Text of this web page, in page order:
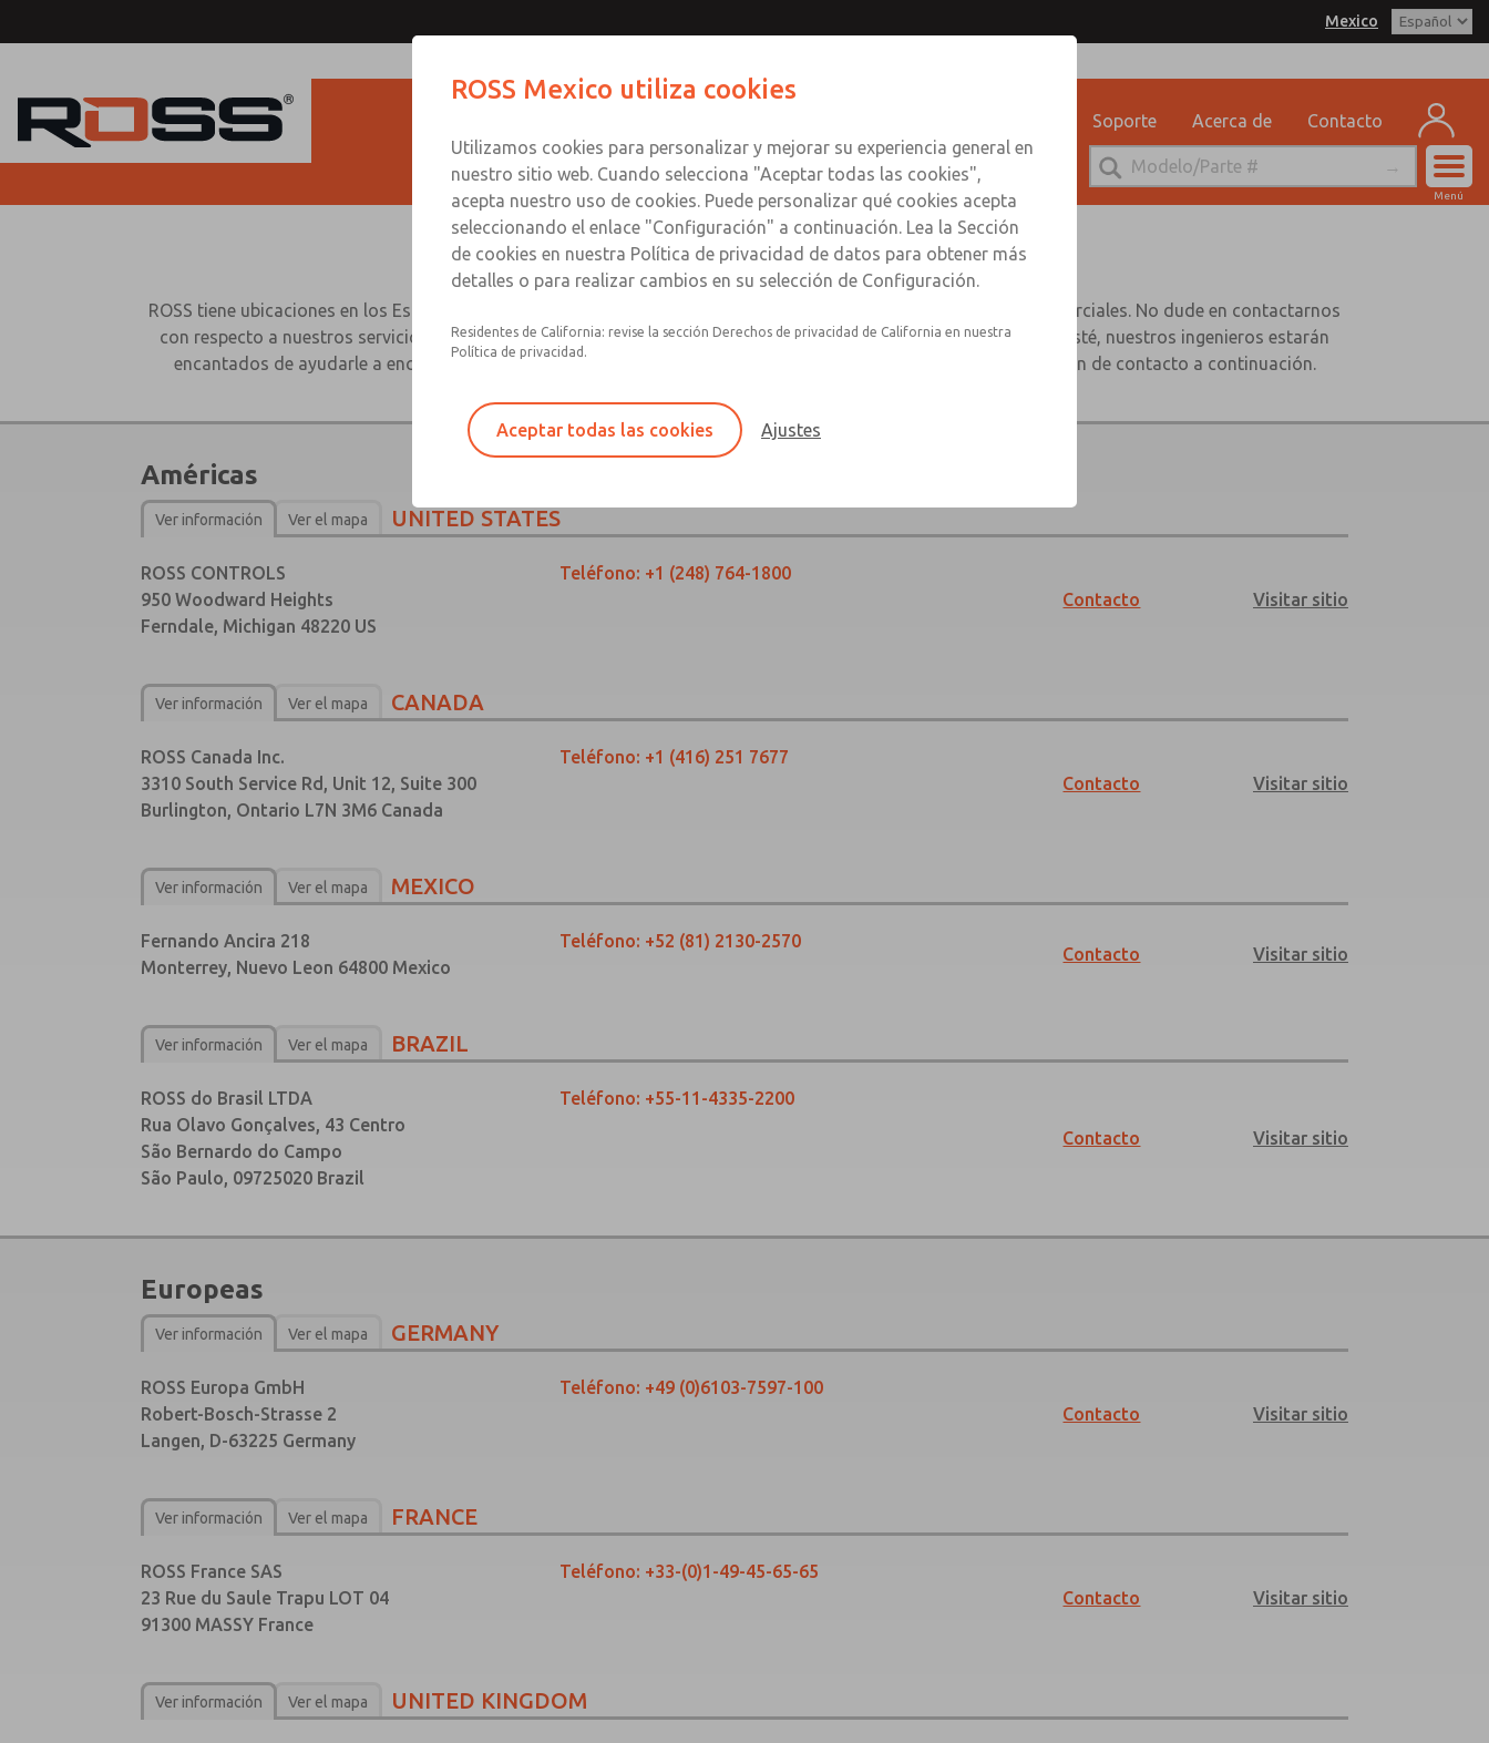
Mexico
Soporte Acerca de Contacto
Menú
ROSS - Ubicaciones globales
ROSS tiene ubicaciones en los Estados Unidos y en todo el mundo para ayudarlo a usted y a sus necesidades comerciales. No dude en contactarnos
con respecto a nuestros servicios, productos, aplicaciones industriales y soluciones personalizadas. Esté donde esté, nuestros ingenieros estarán
encantados de ayudarle a encontrar una solución para usted. Vea nuestras ubicaciones globales y su información de contacto a continuación.
Américas
Ver información Ver el mapa UNITED STATES
ROSS CONTROLS
950 Woodward Heights
Ferndale, Michigan 48220 US
Teléfono: +1 (248) 764-1800
Contacto
Visitar sitio
Ver información Ver el mapa CANADA
ROSS Canada Inc.
3310 South Service Rd, Unit 12, Suite 300
Burlington, Ontario L7N 3M6 Canada
Teléfono: +1 (416) 251 7677
Contacto
Visitar sitio
Ver información Ver el mapa MEXICO
Fernando Ancira 218
Monterrey, Nuevo Leon 64800 Mexico
Teléfono: +52 (81) 2130-2570
Contacto Visitar sitio
Ver información Ver el mapa BRAZIL
ROSS do Brasil LTDA
Rua Olavo Gonçalves, 43 Centro
São Bernardo do Campo
São Paulo, 09725­020 Brazil
Teléfono: +55-11-4335-2200
Contacto
Visitar sitio
Europeas
Ver información Ver el mapa GERMANY
ROSS Europa GmbH
Robert-Bosch-Strasse 2
Langen, D-63225 Germany
Teléfono: +49 (0)6103-7597-100
Contacto
Visitar sitio
Ver información Ver el mapa FRANCE
ROSS France SAS
23 Rue du Saule Trapu LOT 04
91300 MASSY France
Teléfono: +33-(0)1-49-45-65-65
Contacto
Visitar sitio
Ver información Ver el mapa UNITED KINGDOM
ROSS Mexico utiliza cookies
Utilizamos cookies para personalizar y mejorar su experiencia general en
nuestro sitio web. Cuando selecciona "Aceptar todas las cookies",
acepta nuestro uso de cookies. Puede personalizar qué cookies acepta
seleccionando el enlace "Configuración" a continuación. Lea la Sección
de cookies en nuestra Política de privacidad de datos para obtener más
detalles o para realizar cambios en su selección de Configuración.
Residentes de California: revise la sección Derechos de privacidad de California en nuestra
Política de privacidad.
Aceptar todas las cookies Ajustes